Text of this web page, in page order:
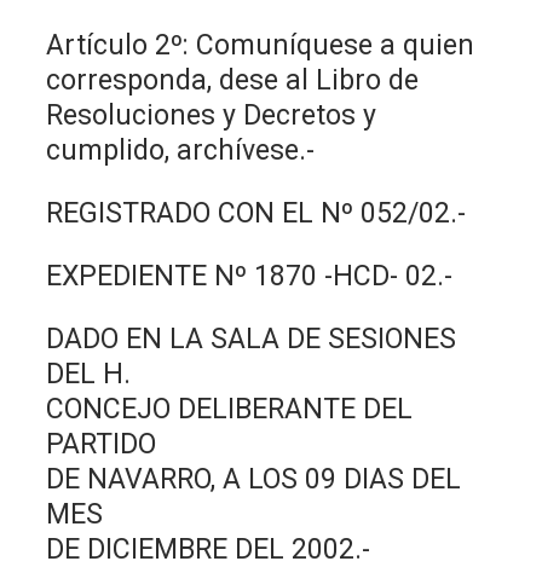
Artículo 2º: Comuníquese a quien
corresponda, dese al Libro de
Resoluciones y Decretos y
cumplido, archívese.-
REGISTRADO CON EL Nº 052/02.-
EXPEDIENTE Nº 1870 -HCD- 02.-
DADO EN LA SALA DE SESIONES
DEL H.
CONCEJO DELIBERANTE DEL
PARTIDO
DE NAVARRO, A LOS 09 DIAS DEL
MES
DE DICIEMBRE DEL 2002.-